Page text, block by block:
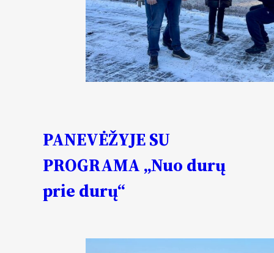
PANEVĖŽYJE SU
PROGRAMA „Nuo durų
prie durų“